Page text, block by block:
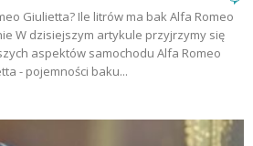
Giulietta? Ile litrów ma bak Alfa Romeo
W dzisiejszym artykule przyjrzymy się
aspektów samochodu Alfa Romeo
- pojemności baku...